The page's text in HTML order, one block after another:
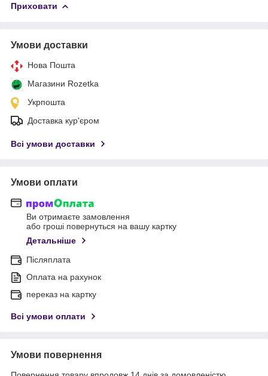
Приховати
Умови доставки
Нова Пошта
Магазини Rozetka
Укрпошта
Доставка кур'єром
Всі умови доставки
Умови оплати
Ви отримаєте замовлення
або гроші повернуться на вашу картку
Детальніше
Післяплата
Оплата на рахунок
переказ на картку
Всі умови оплати
Умови повернення